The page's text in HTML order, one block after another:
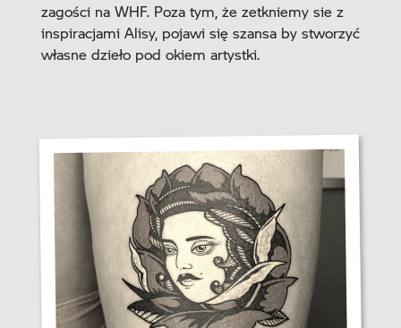
zagości na WHF. Poza tym, że zetkniemy sie z
inspiracjami Alisy, pojawi się szansa by stworzyć
własne dzieło pod okiem artystki.